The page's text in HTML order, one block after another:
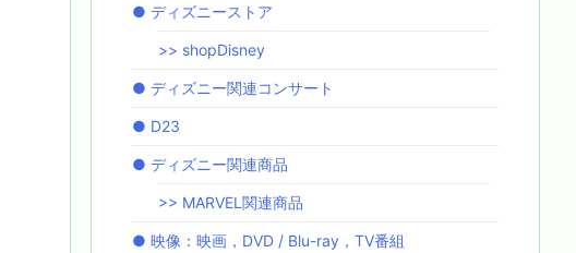
● ディズニーストア
>> shopDisney
● ディズニー関連コンサート
● D23
● ディズニー関連商品
>> MARVEL関連商品
● 映像：映画，DVD / Blu-ray，TV番組